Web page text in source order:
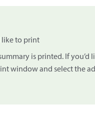
like to print
is printed. If
window and select the